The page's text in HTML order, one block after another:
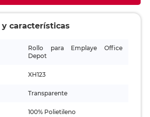
características
Rollo para Emplaye Office
Depot
XH123
Transparente
100% Polietileno